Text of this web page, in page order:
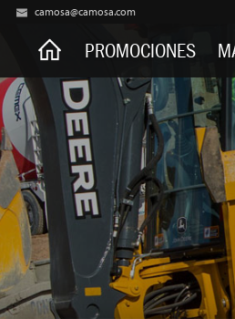
camosa@camosa.com
CAMOSAPROMOCIONES